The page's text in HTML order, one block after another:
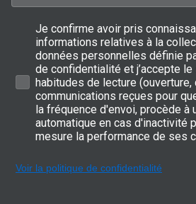
Je confirme avoir pris
informations relatives à la
données personnelles définie
de confidentialité et j’accepte
habitudes de lecture
communications reçues pour
la fréquence d'envoi, procède à
automatique en cas d'inactivité
mesure la performance de ses
Voir la politique de confidentialité